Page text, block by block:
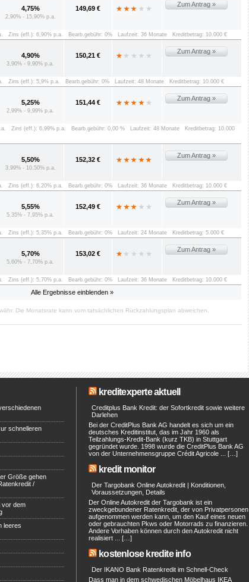
Alle Ergebnisse einblenden »
4,75%
2,90% - 15,90% p.a.
149,69 €
Zum Antrag »
Zins (eff.): 6,90% p.a. Bearb.gebühr: 0% Laufzeit: 36 Monate Kreditbetrag: 10.000 €
4,90%
3,90% - 9,90% p.a.
150,21 €
Zum Antrag »
Zins (eff.): 5,9% p.a. Bearb.gebühr: 0% Laufzeit: 48 Monate Kreditbetrag: 10.000 €
5,25%
2,99% - 9,99% p.a.
151,44 €
Zum Antrag »
Zins (eff.): 6,99% p.a. Bearb.gebühr: 0,00 % Laufzeit: 48 Monate
Kreditbetrag: 10.000
5,50%
3,99% - 10,50% p.a.
152,32 €
Zum Antrag »
Zins (eff.): 6,20% p.a. Bearb.gebühr: 0% Laufzeit: 36 Monate Kreditbetrag: 10.000 €
5,55%
5,35% - 7,95% p.a.
152,49 €
Zum Antrag »
Zins (eff.): 5,35% p.a. Bearb.gebühr: 0% Laufzeit: 24 Monate Kreditbetrag: 5.000 €
5,70%
5,60% - 7,70% p.a.
153,02 €
Zum Antrag »
Zins (eff.): 5,70% p.a. Bearb.gebühr: 0% Laufzeit: 36 Monate Kreditbetrag: 10.000 €
Die Monatsrate kann vom tatsächlichen Rückzahlungsplan abweichen.
schnelleren
Größe gehen
/
vor dem
leeres
kreditexperte aktuell
Creditplus Bank Kredit: der Sofortkredit sowie weitere
Darlehen
Bei der CreditPlus Bank AG handelt es sich um ein
deutsches Kreditinstitut, das im Jahr 1960 als
Teilzahlungs-Kredit-Bank (kurz TKB) in Stuttgart
gegründet wurde. 1998 wurde die CreditPlus Bank AG
von der Unternehmensgruppe Crédit Agricole ... […]
kredit monitor
Der Targobank Online Autokredit | Konditionen,
Voraussetzungen, Details
Der Online Autokredit der Targobank ist ein
zweckgebundener Ratenkredit, der von Privatpersonen
aufgenommen werden kann, um den Kauf eines neuen
oder gebrauchten Pkws oder Motorrads zu finanzieren.
Andere Vorhaben können durch den Autokredit nicht
realisiert ... […]
kostenlose kredite info
Der IKANO Bank Ratenkredit im Schnell-Check
Dass man in dem schwedischen Möbelhaus IKEA